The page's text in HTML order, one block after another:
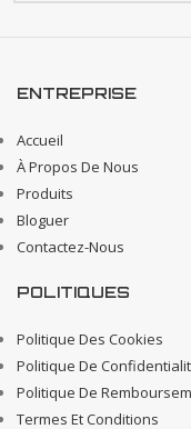
ENTREPRISE
Accueil
À Propos De Nous
Produits
Bloguer
Contactez-Nous
POLITIQUES
Politique Des Cookies
Politique De
Politique De
Termes Et Conditions